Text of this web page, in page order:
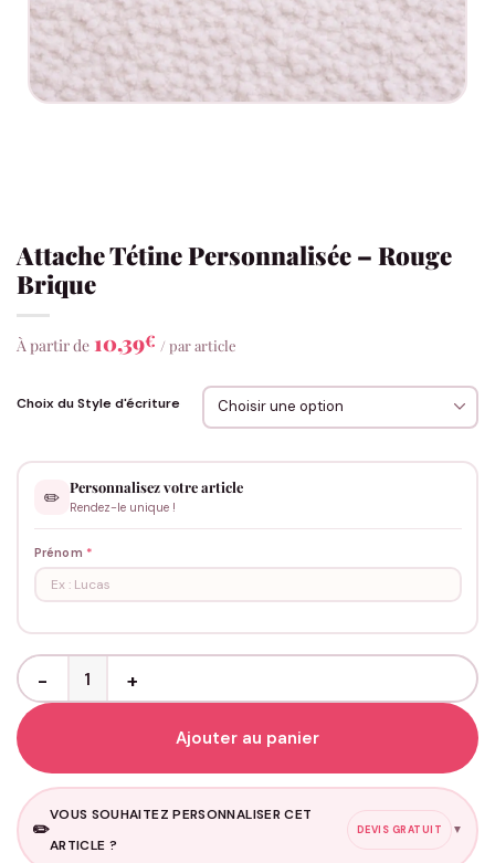
Attache Tétine Personnalisée – Rouge
Brique
À partir de 10,39€ / par article
Choix du Style d'écriture
✏️
Personnalisez votre article
Rendez-le unique !
Prénom *
quantité de Attache Tétine Personnalisée - Rouge Brique
Ajouter au panier
✏️
VOUS SOUHAITEZ PERSONNALISER CET
ARTICLE ?
DEVIS GRATUIT ▼